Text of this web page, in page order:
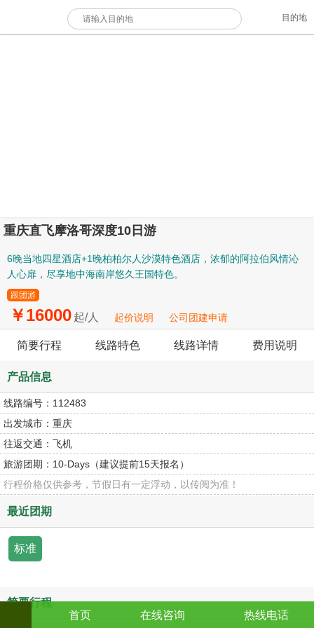
目的地
重庆直飞摩洛哥深度10日游
6晚当地四星酒店+1晚柏柏尔人沙漠特色酒店，浓郁的阿拉伯风情沁
人心扉，尽享地中海南岸悠久王国特色。
跟团游
￥16000 起/人 起价说明 公司团建申请
简要行程 线路特色 线路详情 费用说明
产品信息
线路编号： 112483
出发城市： 重庆
往返交通： 飞机
旅游团期： 10-Days（建议提前15天报名）
行程价格仅供参考，节假日有一定浮动，以传阅为准！
最近团期
标准
简要行程
首页 在线咨询 热线电话